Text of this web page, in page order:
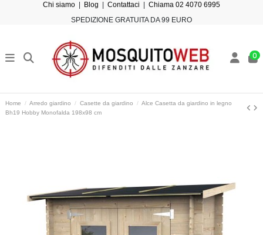
Chi siamo Blog Contattaci
Chiama 02 4070 6995
SPEDIZIONE GRATUITA DA 99 EURO
0
Home Arredo giardino Casette da giardino
Alce Casetta da giardino in legno
Bh19 Hobby Monofalda 198x98 cm